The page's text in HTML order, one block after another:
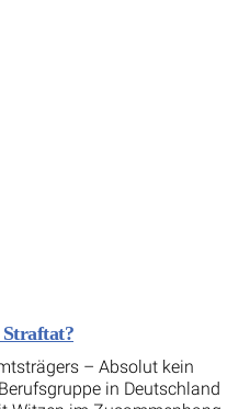
Straftat?
– Absolut kein
in Deutschland